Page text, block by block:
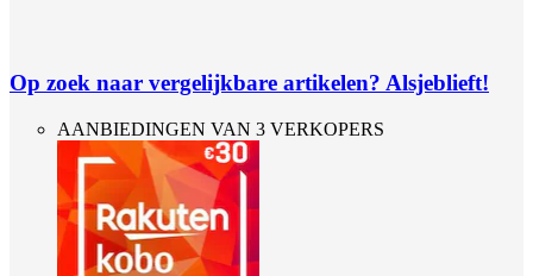
Op zoek naar vergelijkbare artikelen? Alsjeblieft!
AANBIEDINGEN VAN 3 VERKOPERS